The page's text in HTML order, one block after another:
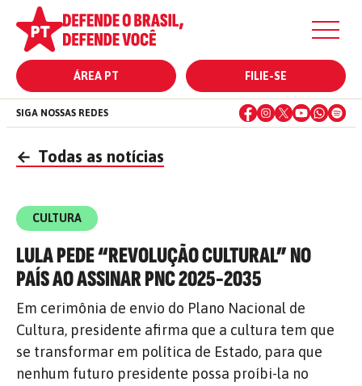
ÁREA PT FILIE-SE
SIGA NOSSAS REDES
← Todas as notícias
CULTURA
LULA PEDE “REVOLUÇÃO CULTURAL” NO
PAÍS AO ASSINAR PNC 2025-2035
Em cerimônia de envio do Plano Nacional de
Cultura, presidente afirma que a cultura tem que
se transformar em política de Estado, para que
nenhum futuro presidente possa proíbi-la no